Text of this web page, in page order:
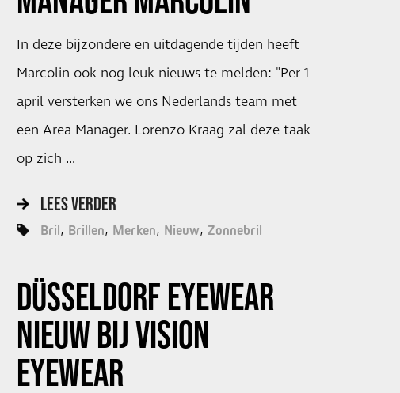
In deze bijzondere en uitdagende tijden heeft
Marcolin ook nog leuk nieuws te melden: "Per 1
april versterken we ons Nederlands team met
een Area Manager. Lorenzo Kraag zal deze taak
op zich …
LEES VERDER
Bril Brillen Merken Nieuw Zonnebril
DÜSSELDORF EYEWEAR
NIEUW BIJ VISION
EYEWEAR